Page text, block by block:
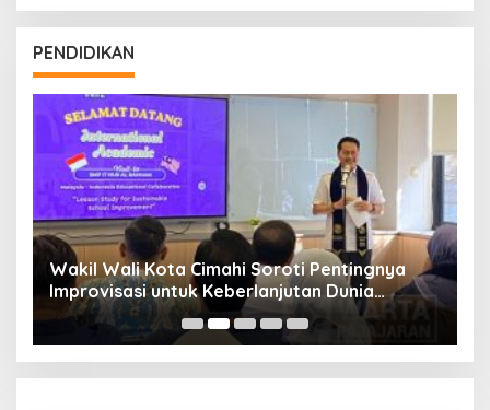
PENDIDIKAN
Wakil Wali Kota Cimahi Soroti Pentingnya
Improvisasi untuk Keberlanjutan Dunia
Pendidikan